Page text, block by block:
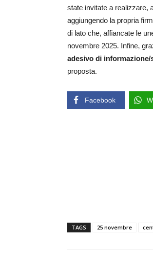
state invitate a realizzare,
aggiungendo la propria
di lato che, affiancate le
novembre 2025. Infine,
adesivo di
proposta.
Facebook
TAGS 25 novembre